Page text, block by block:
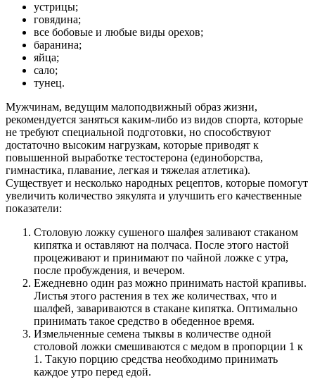
устрицы;
говядина;
все бобовые и любые виды орехов;
баранина;
яйца;
сало;
тунец.
Мужчинам, ведущим малоподвижный образ жизни,
рекомендуется заняться каким-либо из видов спорта, которые
не требуют специальной подготовки, но способствуют
достаточно высоким нагрузкам, которые приводят к
повышенной выработке тестостерона (единоборства,
гимнастика, плавание, легкая и тяжелая атлетика).
Существует и несколько народных рецептов, которые помогут
увеличить количество эякулята и улучшить его качественные
показатели:
Столовую ложку сушеного шалфея заливают стаканом
кипятка и оставляют на полчаса. После этого настой
процеживают и принимают по чайной ложке с утра,
после пробуждения, и вечером.
Ежедневно один раз можно принимать настой крапивы.
Листья этого растения в тех же количествах, что и
шалфей, завариваются в стакане кипятка. Оптимально
принимать такое средство в обеденное время.
Измельченные семена тыквы в количестве одной
столовой ложки смешиваются с медом в пропорции 1 к
1. Такую порцию средства необходимо принимать
каждое утро перед едой.